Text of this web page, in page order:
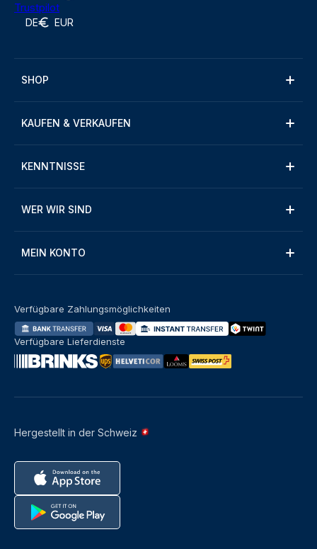
Trustpilot
DE EUR
SHOP
KAUFEN & VERKAUFEN
KENNTNISSE
WER WIR SIND
MEIN KONTO
Hergestellt in der Schweiz
Verfügbare Zahlungsmöglichkeiten
Verfügbare Lieferdienste